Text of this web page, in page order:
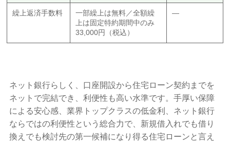
繰上返済手数料
一部繰上は無料／全額繰
上は固定特約期間中のみ
33,000円（税込）
—
ネット銀行らしく、口座開設から住宅ローン契約までを
ネットで完結でき、利便性も高い水準です。手厚い保障
による安心感、業界トップクラスの低金利、ネット銀行
ならではの利便性という総合力で、新規借入れでも借り
換えでも検討先の第一候補になり得る住宅ローンと言え